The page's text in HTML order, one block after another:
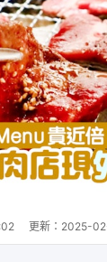
更新： 2025-